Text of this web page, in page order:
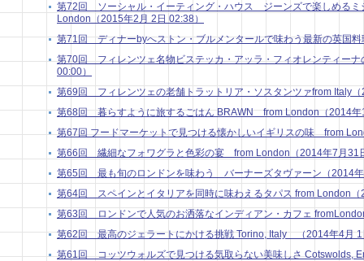
第72回 ソーシャル・イーティング・ハウス ジーンズで楽しめるミ
London（2015年2月 2日 02:38）
第71回 ディナーbyへストン・ブルメンタールで味わう最新の英国
第70回 フィレンツェ名物ビステッカ・アッラ・フィオレンティー
00:00）
第69回 フィレンツェの老舗トラットリア・ソスタンツァfrom Italy
第68回 暮らすように旅するごはん BRAWN from London（2014年
第67回 フードマーケットで見つける懐かしいイギリスの味 from
第66回 繊細なフォワグラと色彩の宴 from London（2014年7月31
第65回 最も旬のロンドンを味わう バーナーズタヴァーン（2014
第64回 スペインとイタリアを同時に味わえるタパス from London（
第63回 ロンドンで人気のお洒落なインディアン・カフェ
第62回 最高のジェラートにかける挑戦 Torino, Italy （2014年4月 1
第61回 コッツウォルズで見つける気取らない美味しさ Cotswolds,